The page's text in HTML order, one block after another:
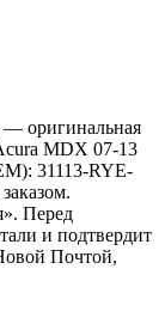
— оригинальная
MDX 07-13
31113-RYE-
Перед
и подтвердит
Почтой,